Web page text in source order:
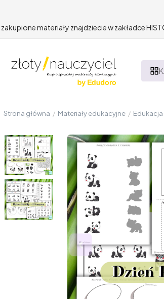
materiały znajdziecie w zakładce
Strona główna / Materiały edukacyjne /